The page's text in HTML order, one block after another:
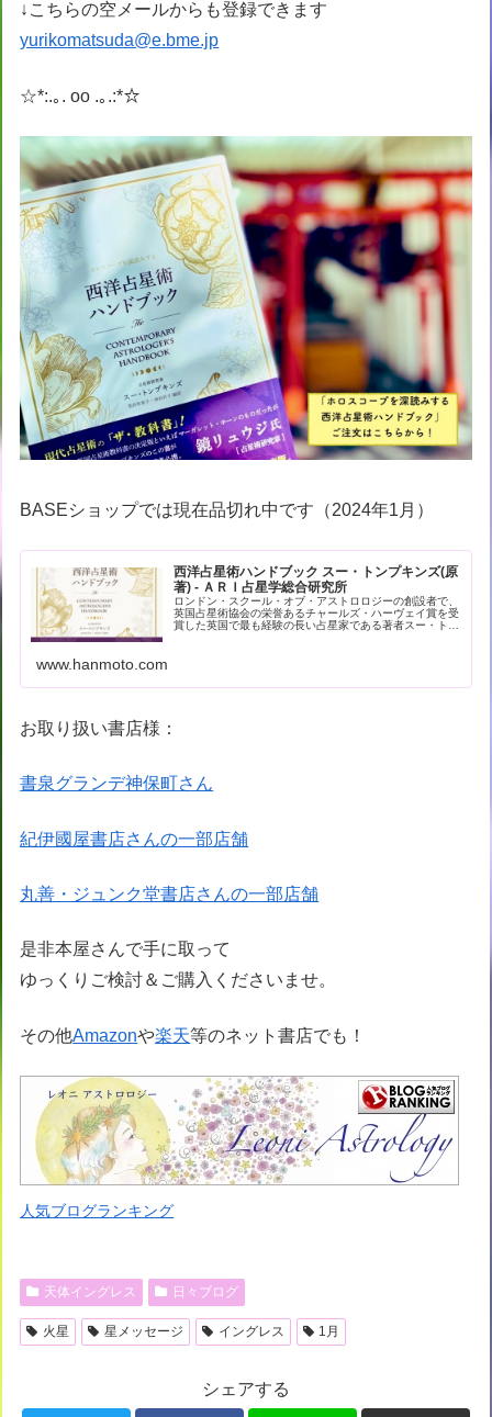
↓こちらの空メールからも登録できます
yurikomatsuda@e.bme.jp
☆*:.｡. oo .｡.:*☆
BASEショップでは現在品切れ中です（2024年1月）
西洋占星術ハンドブック スー・トンプキンズ(原
著) - ＡＲＩ占星学総合研究所
ロンドン・スクール・オブ・アストロロジーの創設者で、
英国占星術協会の栄誉あるチャールズ・ハーヴェイ賞を受
賞した英国で最も経験の長い占星家である著者スー・トン
www.hanmoto.com
お取り扱い書店様：
書泉グランデ神保町さん
紀伊國屋書店さんの一部店舗
丸善・ジュンク堂書店さんの一部店舗
是非本屋さんで手に取って
ゆっくりご検討＆ご購入くださいませ。
その他Amazonや楽天等のネット書店でも！
人気ブログランキング
天体イングレス 日々ブログ
火星 星メッセージ イングレス 1月
シェアする